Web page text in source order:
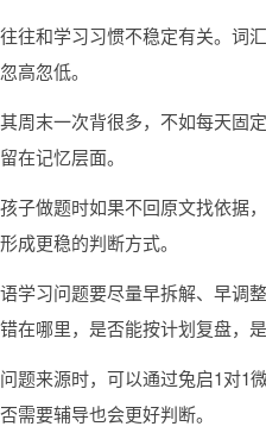
往和学习习惯不稳定有关。词
高忽低。
周末一次背很多，不如每天固
在记忆层面。
子做题时如果不回原文找依据
成更稳的判断方式。
学习问题要尽量早拆解、早调
在哪里，是否能按计划复盘，
题来源时，可以通过兔启1对
需要辅导也会更好判断。